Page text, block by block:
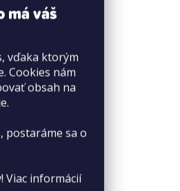
má váš
vďaka ktorým
Cookies nám
obsah na
postaráme sa o
Viac informácií